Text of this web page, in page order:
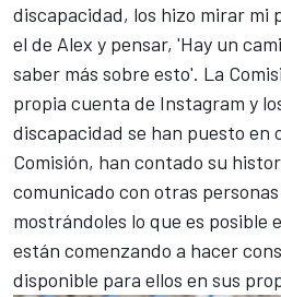
discapacidad, los hizo mirar mi
el de Alex y pensar, 'Hay un
saber más sobre esto'. La
propia cuenta de Instagram y
discapacidad se han puesto en
Comisión, han contado su
comunicado con otras
mostrándoles lo que es posible
están comenzando a hacer
disponible para ellos en sus